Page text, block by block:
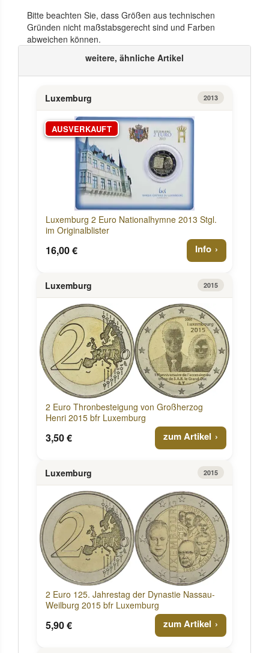
Bitte beachten Sie, dass Größen aus technischen
Gründen nicht maßstabsgerecht sind und Farben
abweichen können.
weitere, ähnliche Artikel
Luxemburg 2013
AUSVERKAUFT
Luxemburg 2 Euro Nationalhymne 2013 Stgl.
im Originalblister
16,00 € Info
Luxemburg 2015
2 Euro Thronbesteigung von Großherzog
Henri 2015 bfr Luxemburg
3,50 € zum Artikel
Luxemburg 2015
2 Euro 125. Jahrestag der Dynastie Nassau-
Weilburg 2015 bfr Luxemburg
5,90 € zum Artikel